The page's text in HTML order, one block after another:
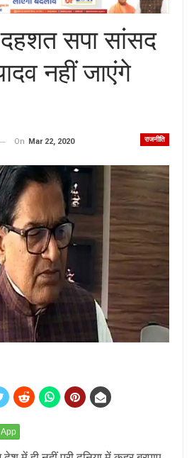
दहशत सपा सांसद
नहीं जाएंगे
राजनीति
On Mar 22, 2020